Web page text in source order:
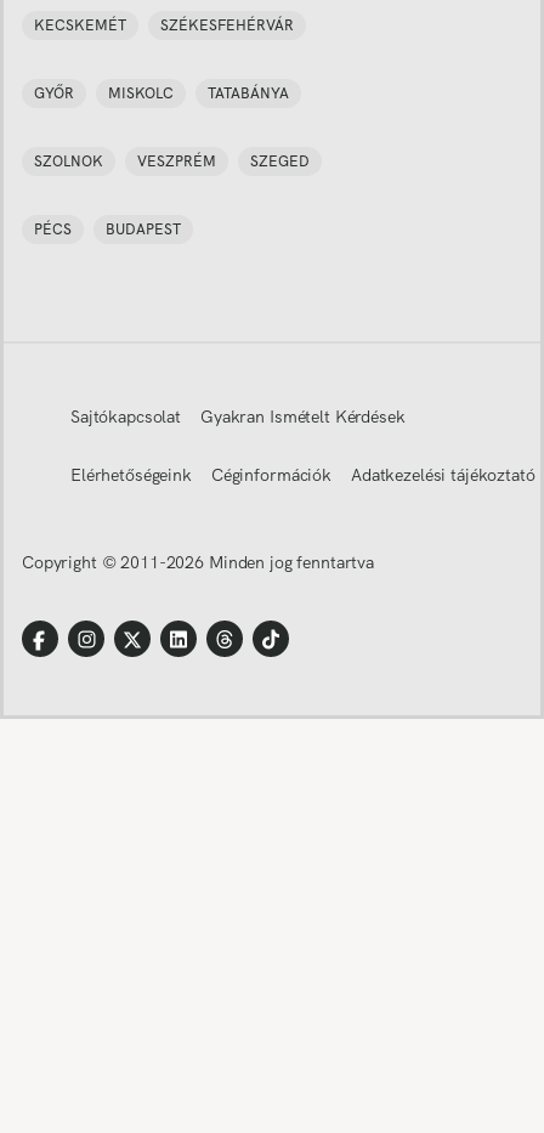
KECSKEMÉT SZÉKESFEHÉRVÁR
GYŐR MISKOLC TATABÁNYA
SZOLNOK VESZPRÉM SZEGED
PÉCS BUDAPEST
Sajtókapcsolat Gyakran Ismételt Kérdések
Elérhetőségeink Céginformációk Adatkezelési tájékoztató
Copyright © 2011-2026 Minden jog fenntartva